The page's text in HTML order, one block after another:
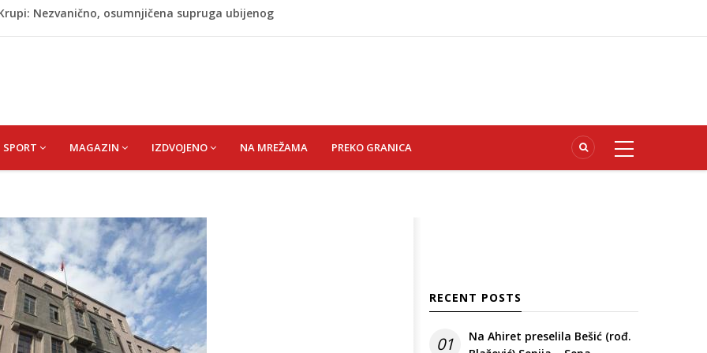
Senija – Sena
obilježavanja godišnjice: "Doživjela sam poniženje
sinu"
SPORT MAGAZIN IZDVOJENO NA MREŽAMA PREKO GRANICA
RECENT POSTS
01
Na Ahiret preselila Bešić (rođ.